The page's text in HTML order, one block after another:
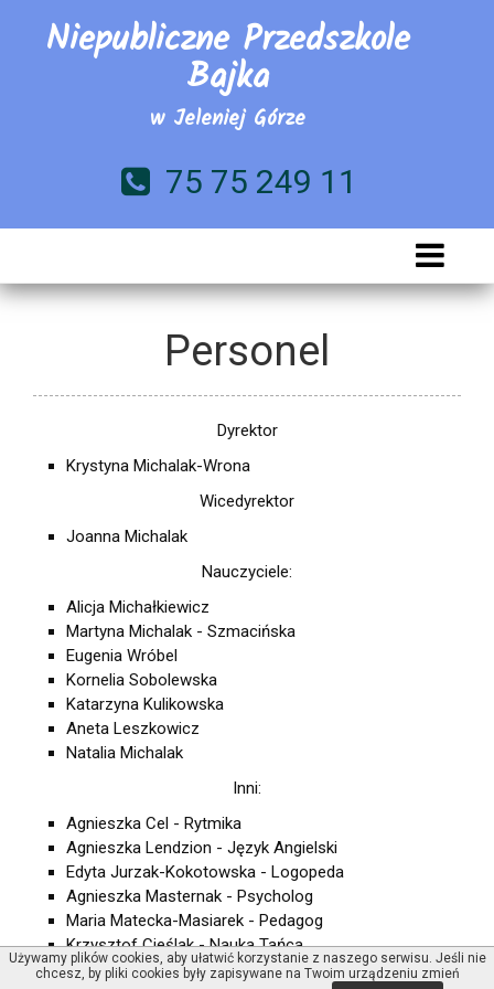
Niepubliczne Przedszkole
Bajka
w Jeleniej Górze
75 75 249 11
Personel
Dyrektor
Krystyna Michalak-Wrona
Wicedyrektor
Joanna Michalak
Nauczyciele:
Alicja Michałkiewicz
Martyna Michalak - Szmacińska
Eugenia Wróbel
Kornelia Sobolewska
Katarzyna Kulikowska
Aneta Leszkowicz
Natalia Michalak
Inni:
Agnieszka Cel - Rytmika
Agnieszka Lendzion - Język Angielski
Edyta Jurzak-Kokotowska - Logopeda
Agnieszka Masternak - Psycholog
Maria Matecka-Masiarek - Pedagog
Krzysztof Cieślak - Nauka Tańca
Rafał Klementowski - zajęcia z gliną
Używamy plików cookies, aby ułatwić korzystanie z naszego serwisu. Jeśli nie
chcesz, by pliki cookies były zapisywane na Twoim urządzeniu zmień